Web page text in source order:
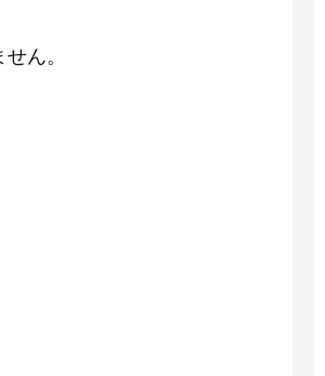
ん。